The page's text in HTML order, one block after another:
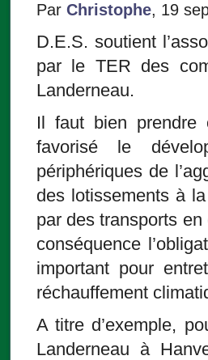
Par Christophe, 19
D.E.S. soutient
par le TER des
Landerneau.
Il faut bien prendre
favorisé le
périphériques de
des lotissements à
par des transports
conséquence
important pour
réchauffement
A titre d’exemple,
Landerneau à